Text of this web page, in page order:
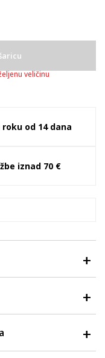
veličinu
od 14 dana
iznad 70 €